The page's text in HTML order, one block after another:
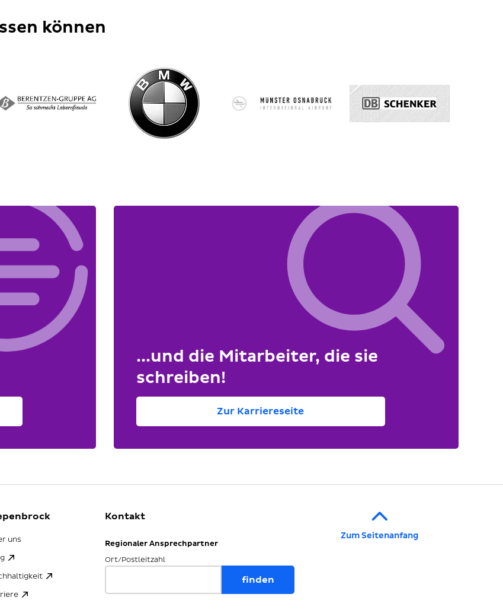
können
...und die Mitarbeiter, die sie
schreiben!
Zur Karriereseite
uns
Kontakt
Regionaler Ansprechpartner
Ort/Postleitzahl
Zum Seitenanfang